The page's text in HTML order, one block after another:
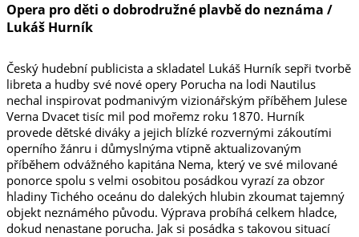
Opera pro děti o dobrodružné plavbě do neznáma /
Lukáš Hurník
Český hudební publicista a skladatel Lukáš Hurník sepři tvorbě
libreta a hudby své nové opery Porucha na lodi Nautilus
nechal inspirovat podmanivým vizionářským příběhem Julese
Verna Dvacet tisíc mil pod mořemz roku 1870. Hurník
provede dětské diváky a jejich blízké rozvernými zákoutími
operního žánru i důmyslnýma vtipně aktualizovaným
příběhem odvážného kapitána Nema, který ve své milované
ponorce spolu s velmi osobitou posádkou vyrazí za obzor
hladiny Tichého oceánu do dalekých hlubin zkoumat tajemný
objekt neznámého původu. Výprava probíhá celkem hladce,
dokud nenastane porucha. Jak si posádka s takovou situací